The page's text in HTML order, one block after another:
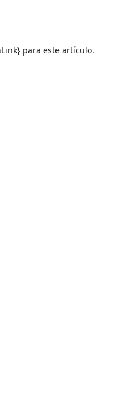
para este artículo.